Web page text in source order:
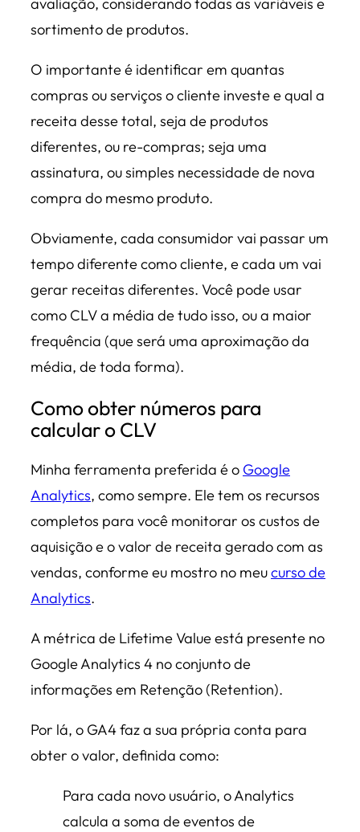
sortimento de produtos.
O importante é identificar em quantas
compras ou serviços o cliente investe e qual a
receita desse total, seja de produtos
diferentes, ou re-compras; seja uma
assinatura, ou simples necessidade de nova
compra do mesmo produto.
Obviamente, cada consumidor vai passar um
tempo diferente como cliente, e cada um vai
gerar receitas diferentes. Você pode usar
como CLV a média de tudo isso, ou a maior
frequência (que será uma aproximação da
média, de toda forma).
Como obter números para
calcular o CLV
Minha ferramenta preferida é o Google
Analytics, como sempre. Ele tem os recursos
completos para você monitorar os custos de
aquisição e o valor de receita gerado com as
vendas, conforme eu mostro no meucurso de
Analytics.
A métrica de Lifetime Value está presente no
Google Analytics 4 no conjunto de
informações em Retenção (Retention).
Por lá, o GA4 faz a sua própria conta para
obter o valor, definida como:
Para cada novo usuário, o Analytics
calcula a soma de eventos de